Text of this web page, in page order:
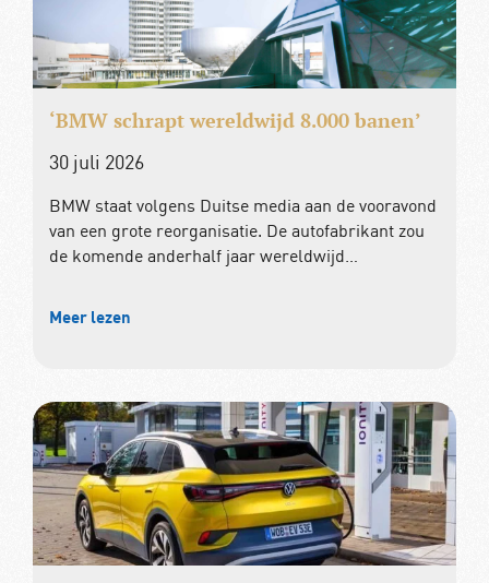
‘BMW schrapt wereldwijd 8.000 banen’
30 juli 2026
BMW staat volgens Duitse media aan de vooravond
van een grote reorganisatie. De autofabrikant zou
de komende anderhalf jaar wereldwijd…
Meer lezen